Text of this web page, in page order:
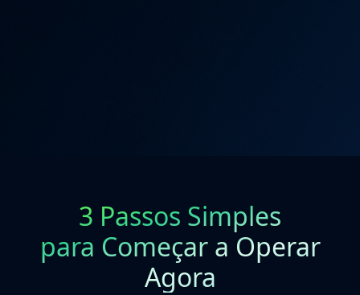
3 Passos Simples
para Começar a Operar
Agora